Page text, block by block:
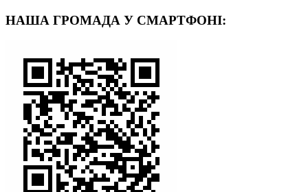
НАША ГРОМАДА У СМАРТФОНІ: